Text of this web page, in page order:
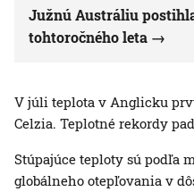
Južnú Austráliu
tohtoročného leta
V júli teplota v Anglicku
Celzia. Teplotné rekordy
Stúpajúce teploty sú podľa
globálneho otepľovania v